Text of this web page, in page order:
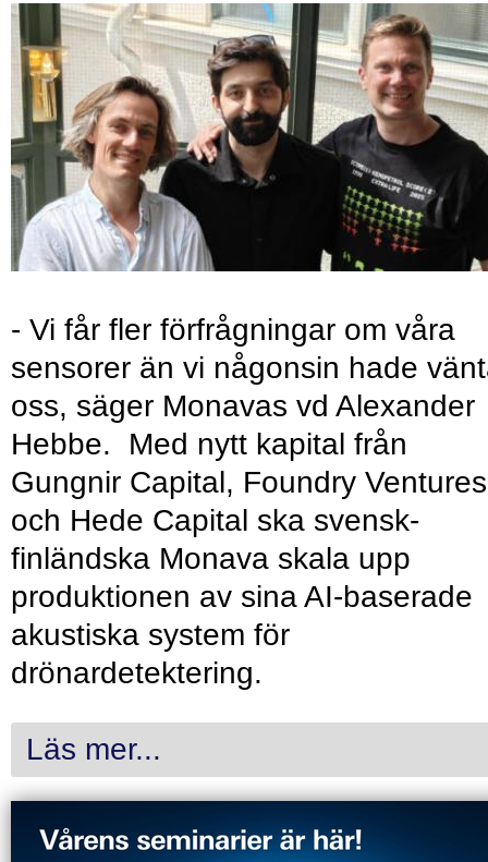
- Vi får fler förfrågningar om våra
sensorer än vi någonsin hade
oss, säger Monavas vd Alexander
Hebbe. Med nytt kapital från
Gungnir Capital, Foundry Ventures
och Hede Capital ska svensk-
finländska Monava skala upp
produktionen av sina AI-baserade
akustiska system för
drönardetektering.
Läs mer...